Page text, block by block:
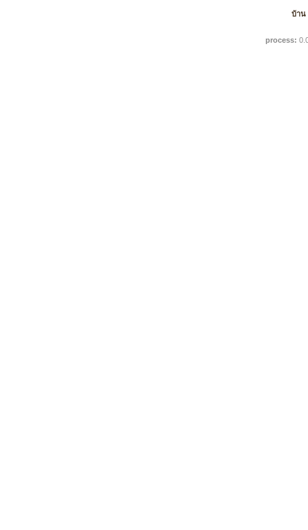
บ้าน
process: